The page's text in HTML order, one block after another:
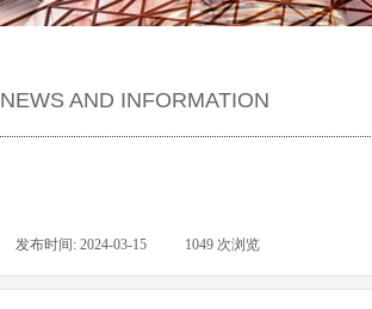
NEWS AND INFORMATION
发布时间: 2024-03-15 1049 次浏览